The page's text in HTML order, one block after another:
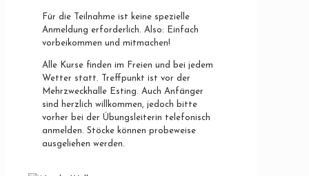
Für die Teilnahme ist keine spezielle
Anmeldung erforderlich. Also: Einfach
vorbeikommen und mitmachen!
Alle Kurse finden im Freien und bei jedem
Wetter statt. Treffpunkt ist vor der
Mehrzweckhalle Esting. Auch Anfänger
sind herzlich willkommen, jedoch bitte
vorher bei der Übungsleiterin telefonisch
anmelden. Stöcke können probeweise
ausgeliehen werden.